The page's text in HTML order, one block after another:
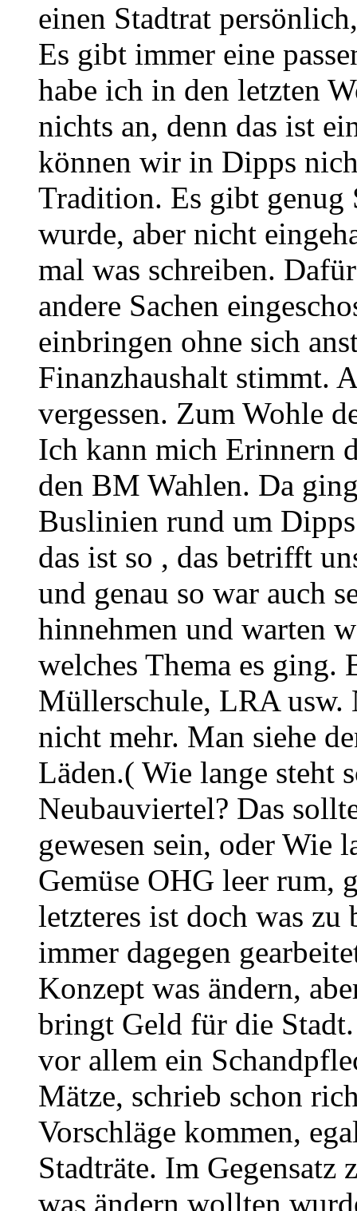
einen Stadtrat
Es gibt immer eine
habe ich in den letzten
nichts an, denn das ist
können wir in Dipps
Tradition. Es gibt genug
wurde, aber nicht
mal was schreiben.
andere Sachen
einbringen ohne sich
Finanzhaushalt stimmt.
vergessen. Zum Wohle
Ich kann mich Erinnern
den BM Wahlen. Da
Buslinien rund um
das ist so , das betrifft
und genau so war auch
hinnehmen und warten
welches Thema es ging.
Müllerschule, LRA usw.
nicht mehr. Man siehe
Läden.( Wie lange steht
Neubauviertel? Das
gewesen sein, oder Wie
Gemüse OHG leer rum,
letzteres ist doch was zu
immer dagegen
Konzept was ändern,
bringt Geld für die
vor allem ein
Mätze, schrieb schon
Vorschläge kommen,
Stadträte. Im Gegensatz
was ändern wollten